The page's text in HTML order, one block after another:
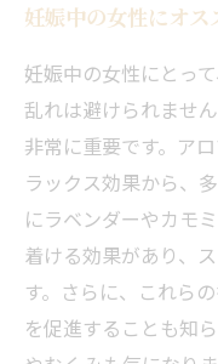
妊娠中の女性にオ
妊娠中の女性にとっ
乱れは避けられませ
非常に重要です。ア
ラックス効果から、
にラベンダーやカモ
着ける効果があり、
す。さらに、これら
を促進することも知